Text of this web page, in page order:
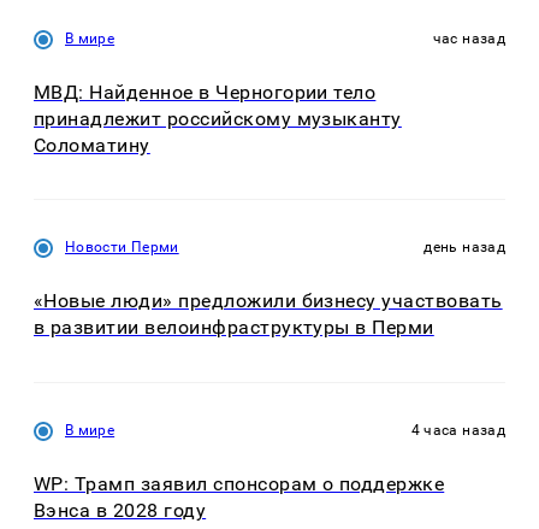
В мире час назад
МВД: Найденное в Черногории тело
принадлежит российскому музыканту
Соломатину
Новости Перми день назад
«Новые люди» предложили бизнесу участвовать
в развитии велоинфраструктуры в Перми
В мире 4 часа назад
WP: Трамп заявил спонсорам о поддержке
Вэнса в 2028 году